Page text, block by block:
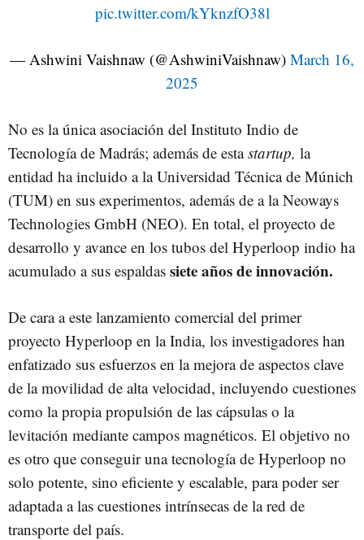
pic.twitter.com/kYknzfO38l
— Ashwini Vaishnaw (@AshwiniVaishnaw) March 16,
2025
No es la única asociación del Instituto Indio de
Tecnología de Madrás; además de estastartup, la
entidad ha incluido a la Universidad Técnica de Múnich
(TUM) en sus experimentos, además de a la Neoways
Technologies GmbH (NEO). En total, el proyecto de
desarrollo y avance en los tubos del Hyperloop indio ha
acumulado a sus espaldas siete años de innovación.
De cara a este lanzamiento comercial del primer
proyecto Hyperloop en la India, los investigadores han
enfatizado sus esfuerzos en la mejora de aspectos clave
de la movilidad de alta velocidad, incluyendo cuestiones
como la propia propulsión de las cápsulas o la
levitación mediante campos magnéticos. El objetivo no
es otro que conseguir una tecnología de Hyperloop no
solo potente, sino eficiente y escalable, para poder ser
adaptada a las cuestiones intrínsecas de la red de
transporte del país.